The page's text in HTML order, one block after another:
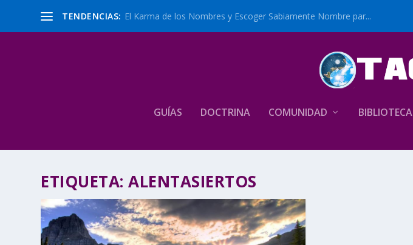
TENDENCIAS: El Karma de los Nombres y Escoger Sabiamente Nombre par...
GUÍAS DOCTRINA COMUNIDAD BIBLIOTECA
ETIQUETA:ALENTASIERTOS